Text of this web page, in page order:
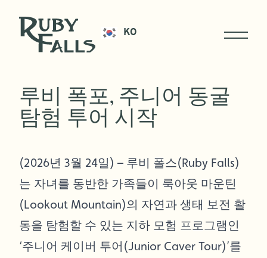
KO
루비 폭포, 주니어 동굴
탐험 투어 시작
(2026년 3월 24일) – 루비 폴스(Ruby Falls)
는 자녀를 동반한 가족들이 룩아웃 마운틴
(Lookout Mountain)의 자연과 생태 보전 활
동을 탐험할 수 있는 지하 모험 프로그램인
‘주니어 케이버 투어(Junior Caver Tour)’를